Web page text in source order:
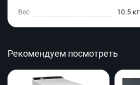
Вес 10.5 кг
Рекомендуем посмотреть